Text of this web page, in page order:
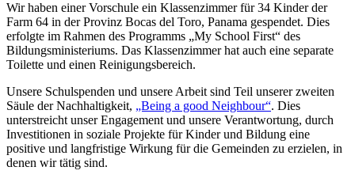
Wir haben einer Vorschule ein Klassenzimmer für 34 Kinder der
Farm 64 in der Provinz Bocas del Toro, Panama gespendet. Dies
erfolgte im Rahmen des Programms „My School First“ des
Bildungsministeriums. Das Klassenzimmer hat auch eine separate
Toilette und einen Reinigungsbereich.
Unsere Schulspenden und unsere Arbeit sind Teil unserer zweiten
Säule der Nachhaltigkeit, „Being a good Neighbour“. Dies
unterstreicht unser Engagement und unsere Verantwortung, durch
Investitionen in soziale Projekte für Kinder und Bildung eine
positive und langfristige Wirkung für die Gemeinden zu erzielen, in
denen wir tätig sind.